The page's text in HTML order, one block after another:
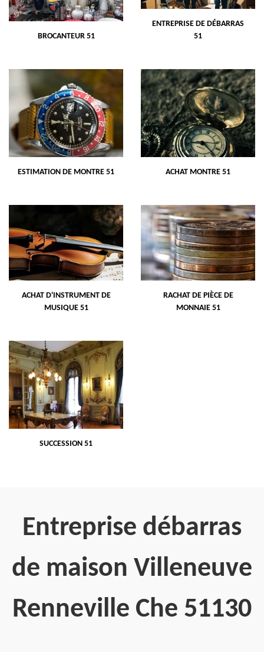
BROCANTEUR 51
ENTREPRISE DE DÉBARRAS
51
ESTIMATION DE MONTRE 51 ACHAT MONTRE 51
ACHAT D'INSTRUMENT DE
MUSIQUE 51
RACHAT DE PIÈCE DE
MONNAIE 51
SUCCESSION 51
Entreprise débarras
de maison Villeneuve
Renneville Che 51130